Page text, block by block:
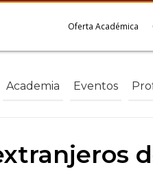
Oferta Académica
Academia Eventos